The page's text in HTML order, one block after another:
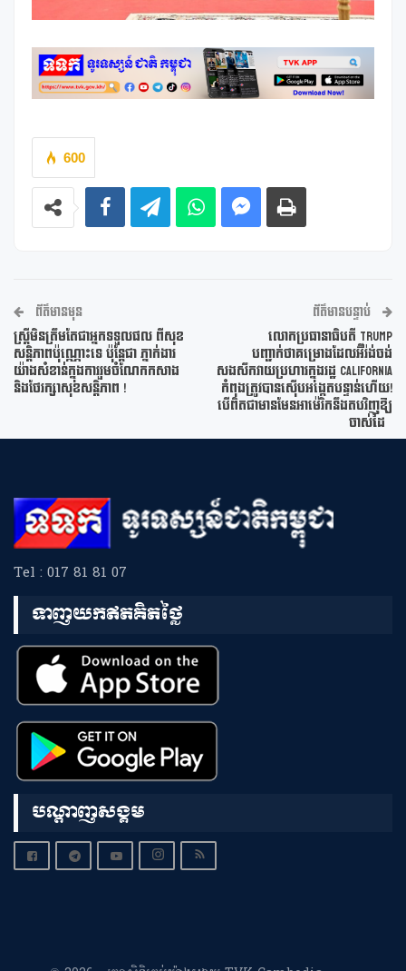
600
ព័ត៌មានមុន
ស្ត្រីមិនត្រឹមតែជាអ្នកទទួលផល ពីសុខ
សន្តិភាពប៉ុណ្ណោះទេ ប៉ុន្តែជា ភ្នាក់ងារ
យ៉ាងសំខាន់ក្នុងការរួមចំណែកកសាង
និងថែរក្សាសុខសន្តិភាព !
ព័ត៌មានបន្ទាប់
លោកប្រធានាធិបតី Trump
បញ្ជាក់ថាគម្រោងដែលអ៊ីរ៉ង់ចង់
សងសឹកវាយប្រហារក្នុងរដ្ឋ California
កំពុងត្រូវបានស៊ើបអង្កេតបន្ទាន់ហើយ!
បើពិតជាមានមែនអាម៉េរិកនឹងតបវិញឱ្យ
ចាស់ដៃ
Tel : 017 81 81 07
ទាញយកឥតគិតថ្លៃ
បណ្តាញសង្គម